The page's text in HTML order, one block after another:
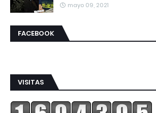
mayo 09, 2021
FACEBOOK
VISITAS